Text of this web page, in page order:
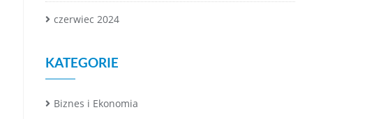
czerwiec 2024
KATEGORIE
Biznes i Ekonomia